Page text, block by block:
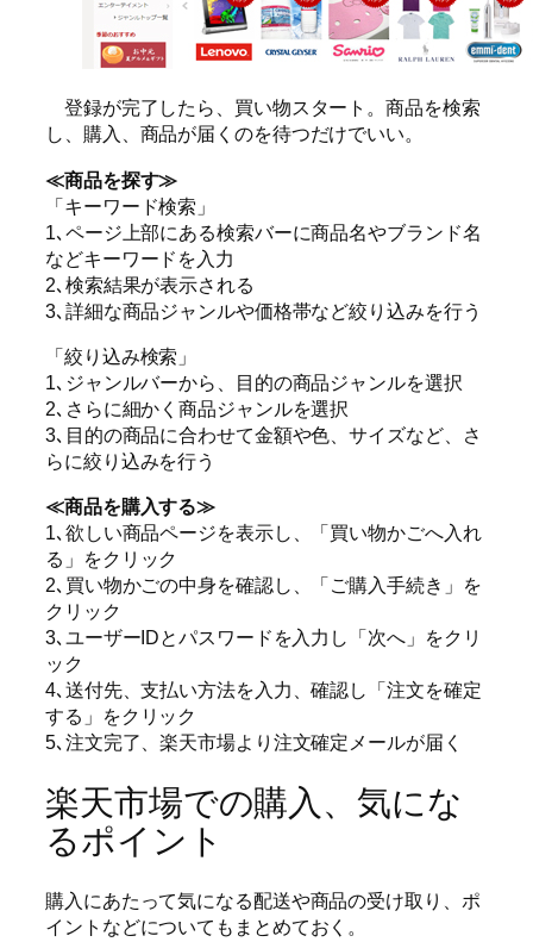
登録が完了したら、買い物スタート。商品を検索
し、購入、商品が届くのを待つだけでいい。
≪商品を探す≫
「キーワード検索」
1､ページ上部にある検索バーに商品名やブランド名
などキーワードを入力
2､検索結果が表示される
3､詳細な商品ジャンルや価格帯など絞り込みを行う
「絞り込み検索」
1､ジャンルバーから、目的の商品ジャンルを選択
2､さらに細かく商品ジャンルを選択
3､目的の商品に合わせて金額や色、サイズなど、さ
らに絞り込みを行う
≪商品を購入する≫
1､欲しい商品ページを表示し、「買い物かごへ入れ
る」をクリック
2､買い物かごの中身を確認し、「ご購入手続き」を
クリック
3､ユーザーIDとパスワードを入力し「次へ」をクリ
ック
4､送付先、支払い方法を入力、確認し「注文を確定
する」をクリック
5､注文完了、楽天市場より注文確定メールが届く
楽天市場での購入、気にな
るポイント
購入にあたって気になる配送や商品の受け取り、ポ
イントなどについてもまとめておく。